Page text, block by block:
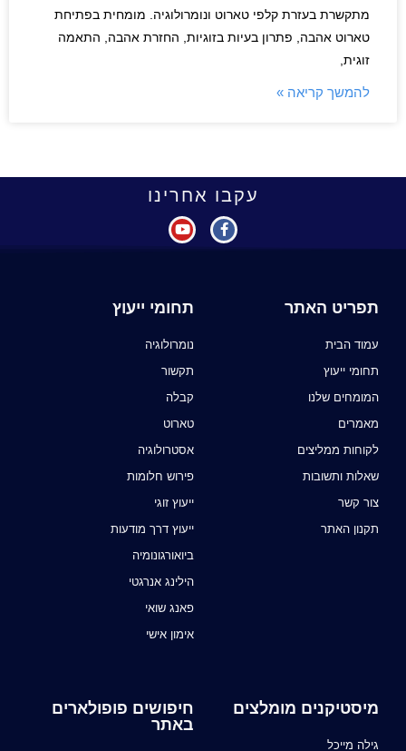
מתקשרת בעזרת קלפי טארוט ונומרולוגיה. מומחית בפתיחת
טארוט אהבה, פתרון בעיות בזוגיות, החזרת אהבה, התאמה
זוגית,
להמשך קריאה »
עקבו אחרינו
תפריט האתר
עמוד הבית
תחומי ייעוץ
המומחים שלנו
מאמרים
לקוחות ממליצים
שאלות ותשובות
צור קשר
תקנון האתר
תחומי ייעוץ
נומרולוגיה
תקשור
קבלה
טארוט
אסטרולוגיה
פירוש חלומות
ייעוץ זוגי
ייעוץ דרך מודעות
ביואורגונומיה
הילינג אנרגטי
פאנג שואי
אימון אישי
מיסטיקנים מומלצים
גילה מייכל
חיפושים פופולארים
באתר